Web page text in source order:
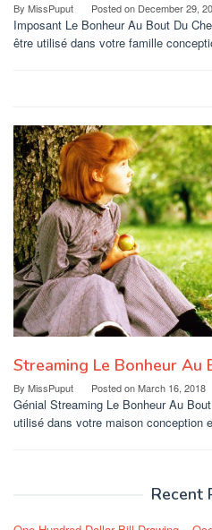
By MissPuput Posted on December 29,
Imposant Le Bonheur Au Bout Du
être utilisé dans votre famille
Streaming Le Bonheur Au
By MissPuput Posted onMarch 16, 2018
Génial Streaming Le Bonheur Au
utilisé dans votre maison conception
Recent